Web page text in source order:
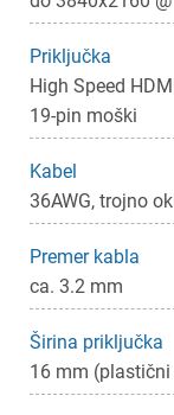
Priključka
High Speed
19-pin moški
Kabel
36AWG, trojno
Premer kabla
ca. 3.2 mm
Širina priključka
16 mm (plastični
Prijava
Za dodajanje na